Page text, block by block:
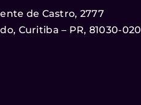
de Castro, 2777
Curitiba – PR, 81030-020